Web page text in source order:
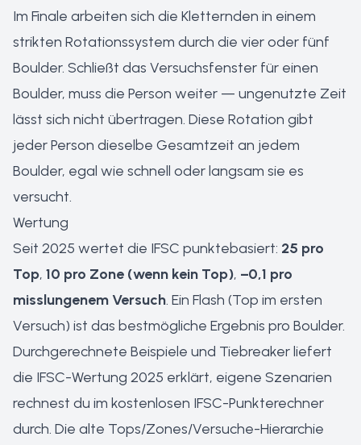
Im Finale arbeiten sich die Kletternden in einem
strikten Rotationssystem durch die vier oder fünf
Boulder. Schließt das Versuchsfenster für einen
Boulder, muss die Person weiter — ungenutzte Zeit
lässt sich nicht übertragen. Diese Rotation gibt
jeder Person dieselbe Gesamtzeit an jedem
Boulder, egal wie schnell oder langsam sie es
versucht.
Wertung
Seit 2025 wertet die IFSC punktebasiert: 25 pro
Top, 10 pro Zone (wenn kein Top), −0,1 pro
misslungenem Versuch. Ein Flash (Top im ersten
Versuch) ist das bestmögliche Ergebnis pro Boulder.
Durchgerechnete Beispiele und Tiebreaker liefert
die IFSC-Wertung 2025 erklärt, eigene Szenarien
rechnest du im kostenlosen IFSC-Punkterechner
durch. Die alte Tops/Zones/Versuche-Hierarchie